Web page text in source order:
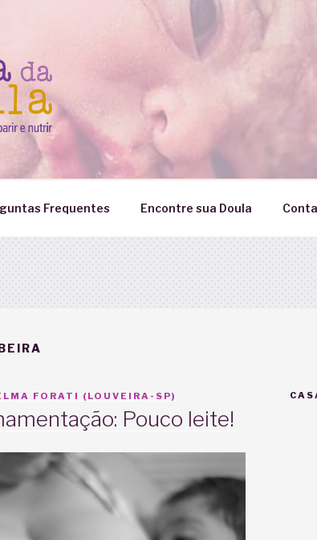
Frequentes Encontre sua Doula
FORATI (LOUVEIRA-SP)
Pouco leite!